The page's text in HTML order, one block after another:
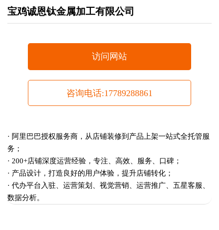
宝鸡诚恩钛金属加工有限公司
访问网站
咨询电话:17789288861
· 阿里巴巴授权服务商，从店铺装修到产品上架一站式全托管服
务；
· 200+店铺深度运营经验，专注、高效、服务、口碑；
· 产品设计，打造良好的用户体验，提升店铺转化；
· 代办平台入驻、运营策划、视觉营销、运营推广、五星客服、
数据分析。